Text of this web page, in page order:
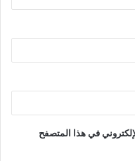
في هذا المتصفح